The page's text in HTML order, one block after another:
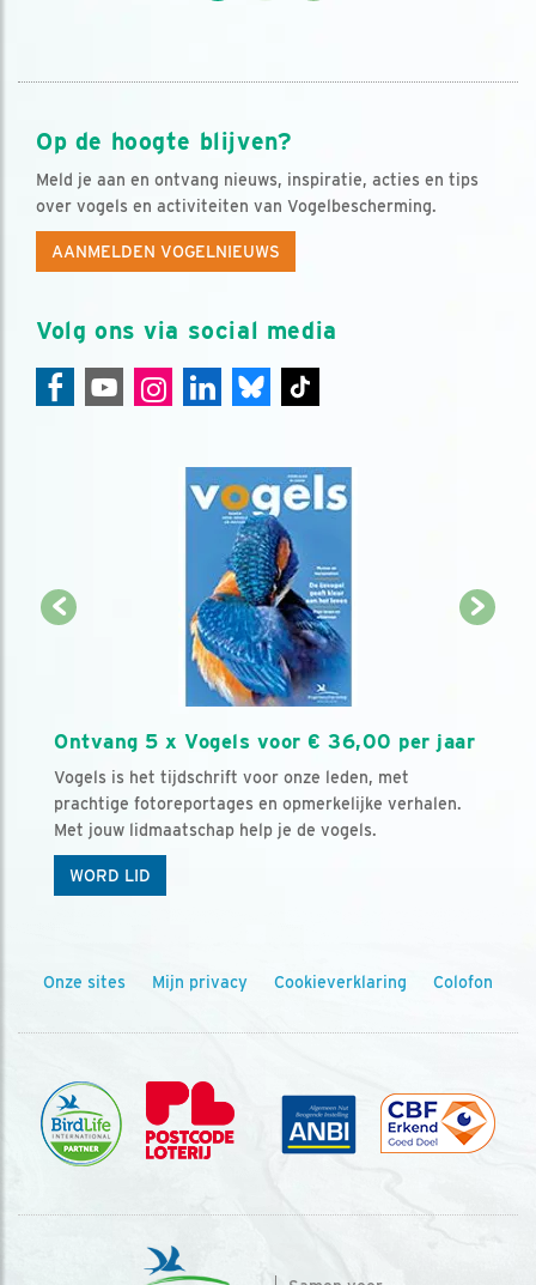
Op de hoogte blijven?
Meld je aan en ontvang nieuws, inspiratie, acties en tips
over vogels en activiteiten van Vogelbescherming.
AANMELDEN VOGELNIEUWS
Volg ons via social media
Ontvang 5 x Vogels voor € 36,00 per jaar
Vogels is het tijdschrift voor onze leden, met
prachtige fotoreportages en opmerkelijke verhalen.
Met jouw lidmaatschap help je de vogels.
WORD LID
Onze sites Mijn privacy Cookieverklaring Colofon